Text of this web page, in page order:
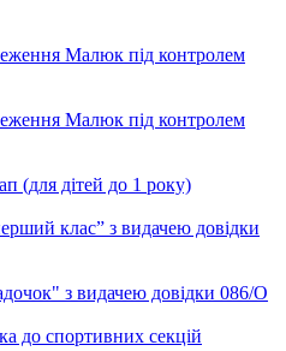
Малюк під контролем
Малюк під контролем
(для дітей до 1 року)
клас” з видачею довідки
з видачею довідки 086/О
до спортивних секцій